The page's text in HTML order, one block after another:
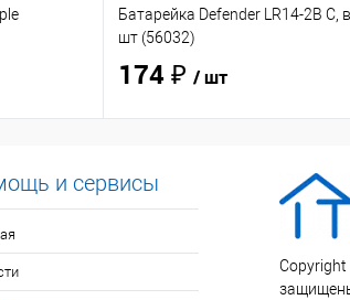
Батарейка Defender LR14-2B C,
шт (56032)
174 ₽ / шт
и сервисы
Copyright